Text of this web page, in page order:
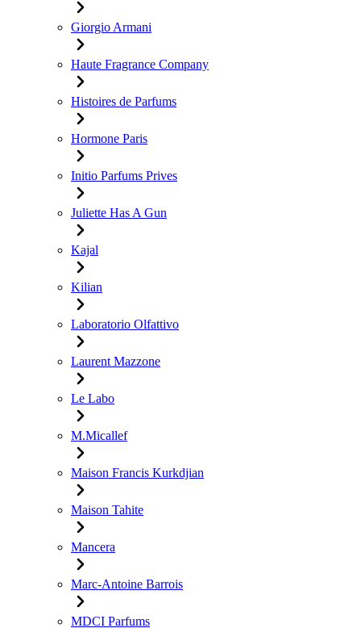
Giorgio Armani
Haute Fragrance Company
Histoires de Parfums
Hormone Paris
Initio Parfums Prives
Juliette Has A Gun
Kajal
Kilian
Laboratorio Olfattivo
Laurent Mazzone
Le Labo
M.Micallef
Maison Francis Kurkdjian
Maison Tahite
Mancera
Marc-Antoine Barrois
MDCI Parfums